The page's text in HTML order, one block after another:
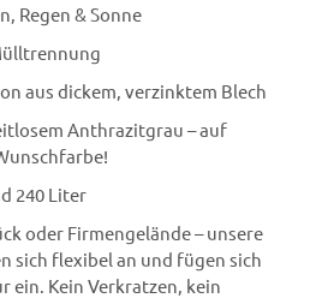
Regen & Sonne
aus dickem, verzinktem Blech
Anthrazitgrau – auf
240 Liter
oder Firmengelände – unsere
sich flexibel an und fügen sich
ein. Kein Verkratzen, kein